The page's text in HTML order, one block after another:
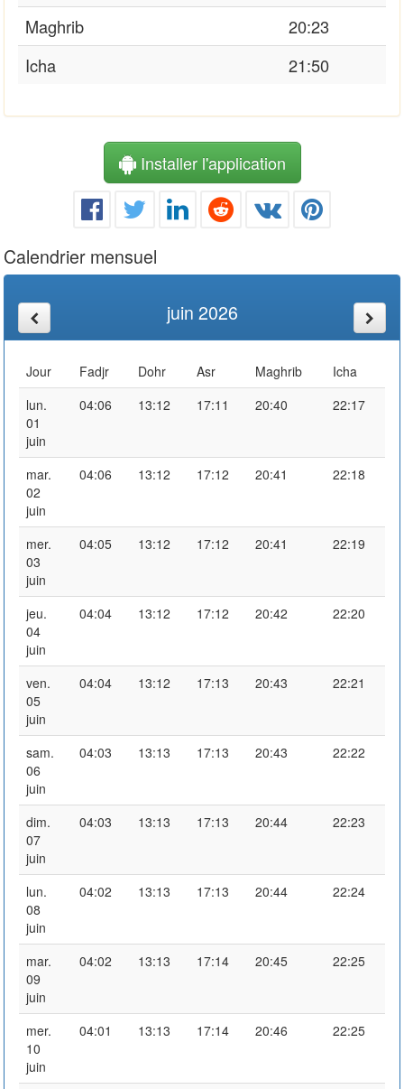
Maghrib
20:23
Icha
21:50
Installer l'application
Calendrier mensuel
juin 2026
Jour Fadjr Dohr Asr Maghrib
Icha
lun.
01
juin
04:06 13:12 17:11 20:40 22:17
mar.
02
juin
04:06 13:12 17:12 20:41 22:18
mer.
03
juin
04:05 13:12 17:12 20:41 22:19
jeu.
04
juin
04:04 13:12 17:12 20:42 22:20
ven.
05
juin
04:04 13:12 17:13 20:43 22:21
sam.
06
juin
04:03 13:13 17:13 20:43 22:22
dim.
07
juin
04:03 13:13 17:13 20:44 22:23
lun.
08
juin
04:02 13:13 17:13 20:44 22:24
mar.
09
juin
04:02 13:13 17:14 20:45 22:25
mer.
10
juin
04:01 13:13 17:14 20:46 22:25